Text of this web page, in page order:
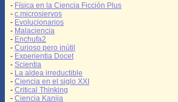
- Física en la Ciencia Ficción Plus
- c.microsiervos
- Evolucionarios
- Malaciencia
- Enchufa2
- Curioso pero inútil
- Experientia Docet
- Scientia
- La aldea irreductible
- Ciencia en el siglo XXI
- Critical Thinking
- Ciencia Kanija